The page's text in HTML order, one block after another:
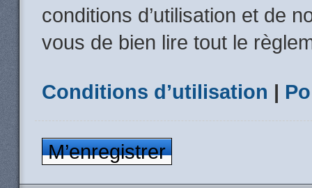
conditions d’utilisation et de
vous de bien lire tout le
Conditions d’utilisation |
M’enregistrer